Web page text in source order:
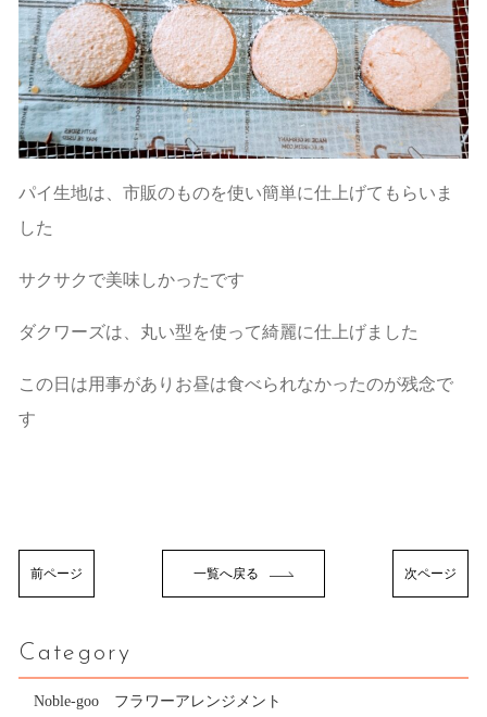
パイ生地は、市販のものを使い簡単に仕上げてもらいま
した
サクサクで美味しかったです
ダクワーズは、丸い型を使って綺麗に仕上げました
この日は用事がありお昼は食べられなかったのが残念で
す
前ページ 一覧へ戻る 次ページ
Category
Noble-goo フラワーアレンジメント